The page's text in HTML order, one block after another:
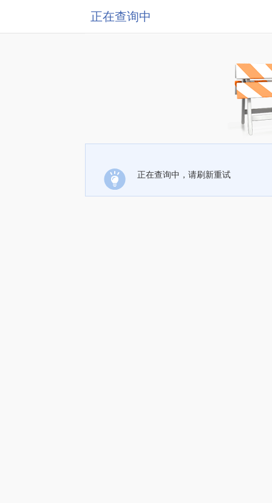
正在查询中
正在查询中，请刷新重试